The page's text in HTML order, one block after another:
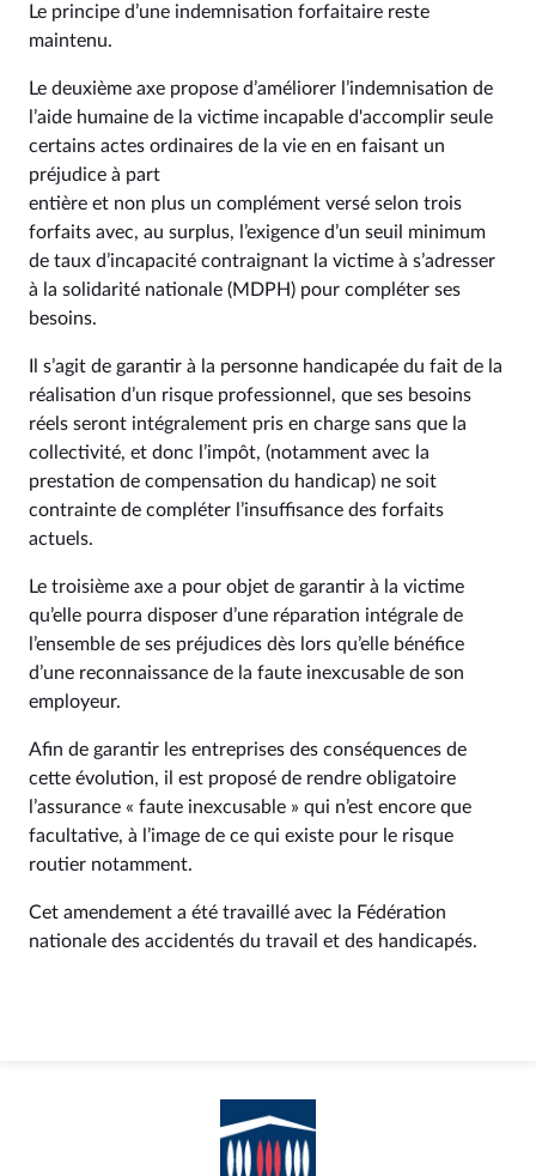
Le principe d’une indemnisation forfaitaire reste
maintenu.
Le deuxième axe propose d’améliorer l’indemnisation de
l’aide humaine de la victime incapable d'accomplir seule
certains actes ordinaires de la vie en en faisant un
préjudice à part
entière et non plus un complément versé selon trois
forfaits avec, au surplus, l’exigence d’un seuil minimum
de taux d’incapacité contraignant la victime à s’adresser
à la solidarité nationale (MDPH) pour compléter ses
besoins.
Il s’agit de garantir à la personne handicapée du fait de la
réalisation d’un risque professionnel, que ses besoins
réels seront intégralement pris en charge sans que la
collectivité, et donc l’impôt, (notamment avec la
prestation de compensation du handicap) ne soit
contrainte de compléter l’insuffisance des forfaits
actuels.
Le troisième axe a pour objet de garantir à la victime
qu’elle pourra disposer d’une réparation intégrale de
l’ensemble de ses préjudices dès lors qu’elle bénéfice
d’une reconnaissance de la faute inexcusable de son
employeur.
Afin de garantir les entreprises des conséquences de
cette évolution, il est proposé de rendre obligatoire
l’assurance « faute inexcusable » qui n’est encore que
facultative, à l’image de ce qui existe pour le risque
routier notamment.
Cet amendement a été travaillé avec la Fédération
nationale des accidentés du travail et des handicapés.